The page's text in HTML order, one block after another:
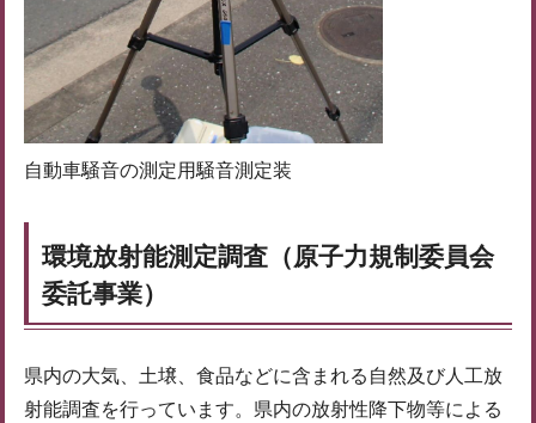
自動車騒音の測定用騒音測定装
環境放射能測定調査（原子力規制委員会
委託事業）
県内の大気、土壌、食品などに含まれる自然及び人工放
射能調査を行っています。県内の放射性降下物等による